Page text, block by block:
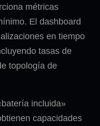
métricas
El dashboard
en tiempo
tasas de
topología de
incluida»
capacidades